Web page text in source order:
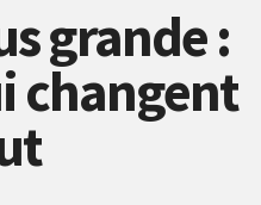
grande :
changent